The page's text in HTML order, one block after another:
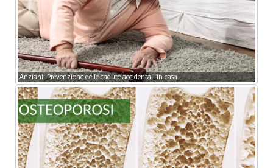
Anziani: Prevenzione delle cadute accidentali in casa